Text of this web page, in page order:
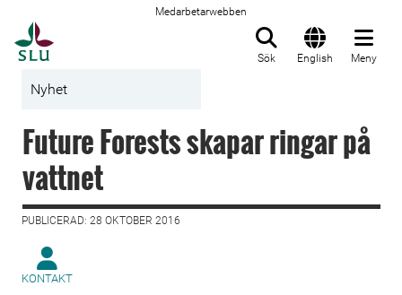
Medarbetarwebben
Sök English Meny
Nyhet
Future Forests skapar ringar på
vattnet
PUBLICERAD: 28 OKTOBER 2016
KONTAKT